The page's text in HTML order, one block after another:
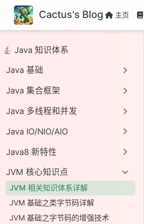
Cactus's Blog 主页
Java 知识体系
Java 基础
Java 集合框架
Java 多线程和并发
Java IO/NIO/AIO
Java8 新特性
JVM 核心知识点
JVM 相关知识体系详解
JVM 基础之类字节码详解
JVM 基础之字节码的增强技术